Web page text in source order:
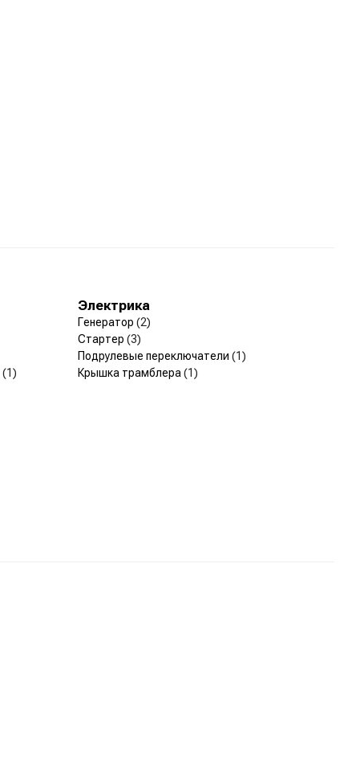
(1)
Электрика
Генератор (2)
Стартер (3)
Подрулевые переключатели (1)
Крышка трамблера (1)